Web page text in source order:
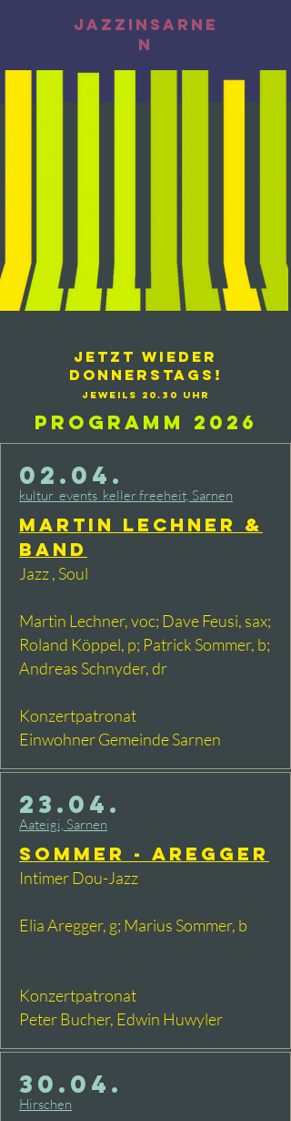
jazz iNsarne
n
jetzt wieder
donnerstags!
jeweils 20.30 Uhr
Programm 2026
02.04.
kultur_events_keller freeheit, Sarnen
Martin Lechner &
band
Jazz , Soul
Martin Lechner, voc; Dave Feusi, sax;
Roland Köppel, p; Patrick Sommer, b;
Andreas Schnyder, dr
Konzertpatronat
Einwohner Gemeinde Sarnen
23.04.
Aateigi, Sarnen
Sommer - Aregger
Intimer Dou-Jazz
​Elia Aregger, g; Marius Sommer, b
​​Konzertpatronat
Peter Bucher, Edwin Huwyler​​​​​​​​​
30.04.
Hirschen